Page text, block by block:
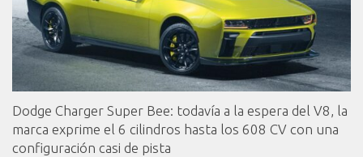
Dodge Charger Super Bee: todavía a la espera del V8, la
marca exprime el 6 cilindros hasta los 608 CV con una
configuración casi de pista